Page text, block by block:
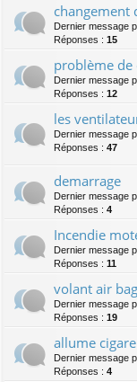
changement
Dernier message
Réponses : 15
problème de
Dernier message
Réponses : 12
les
Dernier message
Réponses : 47
demarrage
Dernier message
Réponses : 4
Incendie
Dernier message
Réponses : 11
volant air
Dernier message
Réponses : 19
allume
Dernier message
Réponses : 4